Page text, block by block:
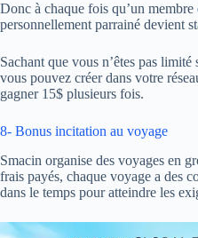
Donc à chaque fois qu’un membre
personnellement parrainé devient
Sachant que vous n’êtes pas
vous pouvez créer dans votre
gagner 15$ plusieurs fois.
8- Bonus incitation au voyage
Smacin organise des voyages en
frais payés, chaque voyage a des
dans le temps pour atteindre les